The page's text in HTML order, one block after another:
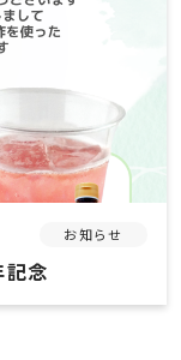
お知らせ
記念